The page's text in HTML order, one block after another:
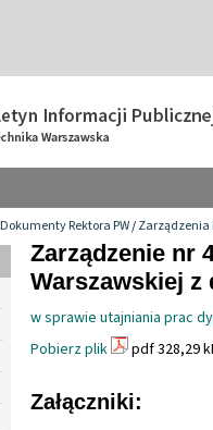
Dokumenty Rektora PW/Zarządzenia
Zarządzenie nr
Warszawskiej z
w sprawie utajniania prac
Pobierz plik
pdf 328,29
Załączniki: